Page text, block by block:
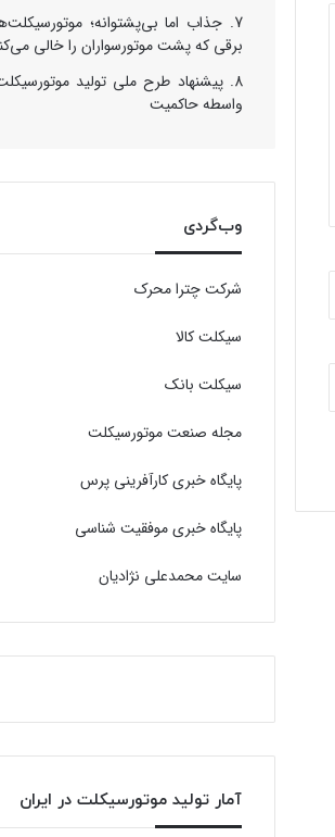
جذاب اما بی‌پشتوانه؛
برقی که پشت موتورسواران را خالی
پیشنهاد طرح ملی تولید
واسطه حاکمیت
وب‌گردی
شرکت چترا محرک
سیکلت کالا
سیکلت بانک
مجله صنعت موتورسیکلت
پایگاه خبری کارآفرینی پرس
پایگاه خبری موفقیت شناسی
سایت محمدعلی نژادیان
آمار تولید موتورسیکلت در ایران